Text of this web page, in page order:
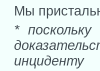
Мы
*
инциденту